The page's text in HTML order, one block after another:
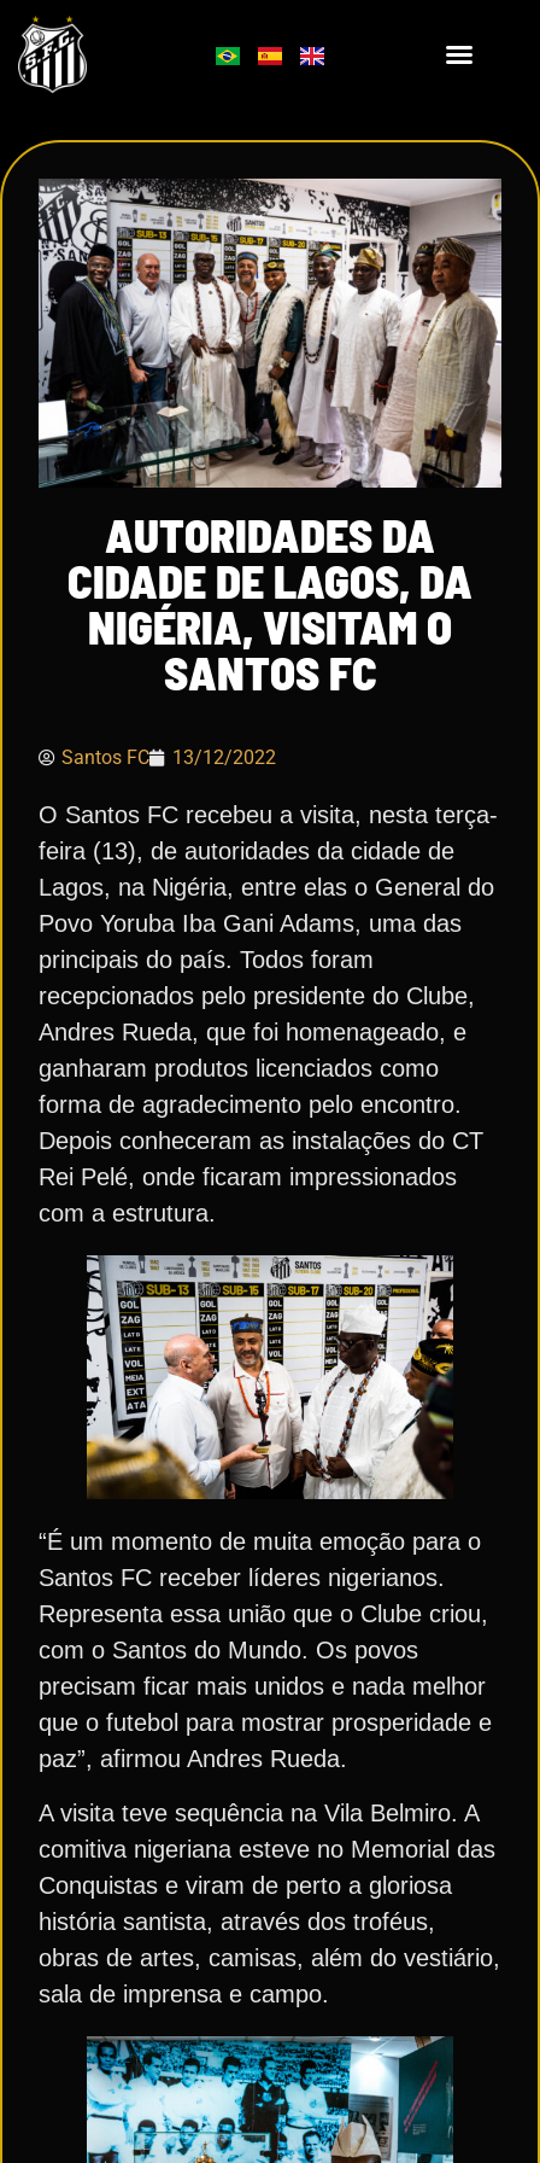
AUTORIDADES DA
CIDADE DE LAGOS, DA
NIGÉRIA, VISITAM O
SANTOS FC
Santos FC 13/12/2022
O Santos FC recebeu a visita, nesta terça-
feira (13), de autoridades da cidade de
Lagos, na Nigéria, entre elas o General do
Povo Yoruba Iba Gani Adams, uma das
principais do país. Todos foram
recepcionados pelo presidente do Clube,
Andres Rueda, que foi homenageado, e
ganharam produtos licenciados como
forma de agradecimento pelo encontro.
Depois conheceram as instalações do CT
Rei Pelé, onde ficaram impressionados
com a estrutura.
“É um momento de muita emoção para o
Santos FC receber líderes nigerianos.
Representa essa união que o Clube criou,
com o Santos do Mundo. Os povos
precisam ficar mais unidos e nada melhor
que o futebol para mostrar prosperidade e
paz”, afirmou Andres Rueda.
A visita teve sequência na Vila Belmiro. A
comitiva nigeriana esteve no Memorial das
Conquistas e viram de perto a gloriosa
história santista, através dos troféus,
obras de artes, camisas, além do vestiário,
sala de imprensa e campo.